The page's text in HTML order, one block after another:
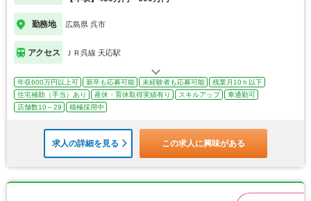
勤務地 広島県 呉市
アクセス ＪＲ呉線 天応駅
年収600万円以上可 新卒も応募可能 未経験者も応募可能
残業月10ｈ以下
住宅補助（手当）あり
産休・育休取得実績有り スキルアップ
車通勤可
店舗数10～29
積極採用中
求人の詳細を見る この求人に興味がある